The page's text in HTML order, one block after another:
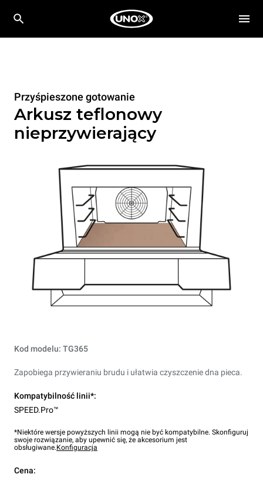
Przyśpieszone gotowanie
Arkusz teflonowy
nieprzywierający
Kod modelu: TG365
Zapobiega przywieraniu brudu i ułatwia czyszczenie dna pieca.
Kompatybilność linii*:
SPEED.Pro™
*Niektóre wersje powyższych linii mogą nie być kompatybilne. Skonfiguruj
swoje rozwiązanie, aby upewnić się, że akcesorium jest
obsługiwane.Konfiguracja
Cena: